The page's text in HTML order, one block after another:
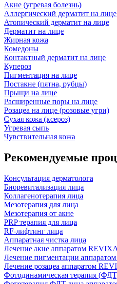
Акне (угревая болезнь)
Аллергический дерматит на лице
Атопический дерматит на лице
Дерматит на лице
Жирная кожа
Комедоны
Контактный дерматит на лице
Купероз
Пигментация на лице
Постакне (пятна, рубцы)
Прыщи на лице
Расширенные поры на лице
Розацеа на лице (розовые угри)
Сухая кожа (ксероз)
Угревая сыпь
Чувствительная кожа
Рекомендуемые
Консультация дерматолога
Биоревитализация лица
Коллагенотерапия лица
Мезотерапия для лица
Мезотерапия от акне
PRP терапия для лица
RF-лифтинг лица
Аппаратная чистка лица
Лечение акне аппаратом
Лечение пигментации
Лечение розацеа аппаратом
Фотодинамическая терапия